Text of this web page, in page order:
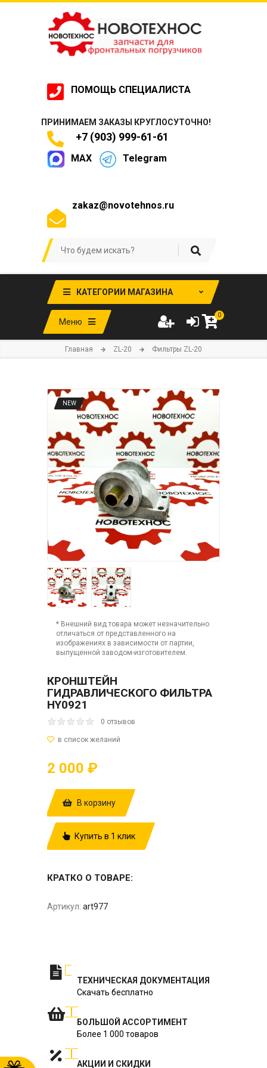
ПОМОЩЬ СПЕЦИАЛИСТА
ПРИНИМАЕМ ЗАКАЗЫ КРУГЛОСУТОЧНО!
+7 (903) 999-61-61
MAX Telegram
zakaz@novotehnos.ru
КАТЕГОРИИ МАГАЗИНА
Меню
0
Главная ZL-20 Фильтры ZL-20
NEW
* Внешний вид товара может незначительно
отличаться от представленного на
изображениях в зависимости от партии,
выпущенной заводом-изготовителем.
КРОНШТЕЙН
ГИДРАВЛИЧЕСКОГО ФИЛЬТРА
HY0921
0 отзывов
2 000 ₽
В корзину
Купить в 1 клик
КРАТКО О ТОВАРЕ:
Артикул: art977
ТЕХНИЧЕСКАЯ ДОКУМЕНТАЦИЯ
Скачать бесплатно
БОЛЬШОЙ АССОРТИМЕНТ
Более 1 000 товаров
АКЦИИ И СКИДКИ